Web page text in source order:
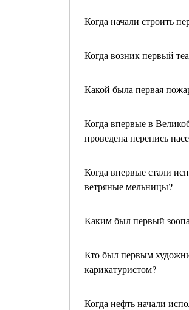
Когда начали строить
Когда возник первый
Какой была первая
Когда впервые в
проведена перепись
Когда впервые стали
ветряные мельницы?
Каким был первый
Кто был первым
карикатуристом?
Когда нефть начали